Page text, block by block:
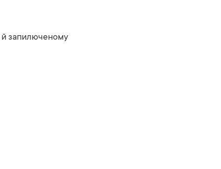
й запилюченому